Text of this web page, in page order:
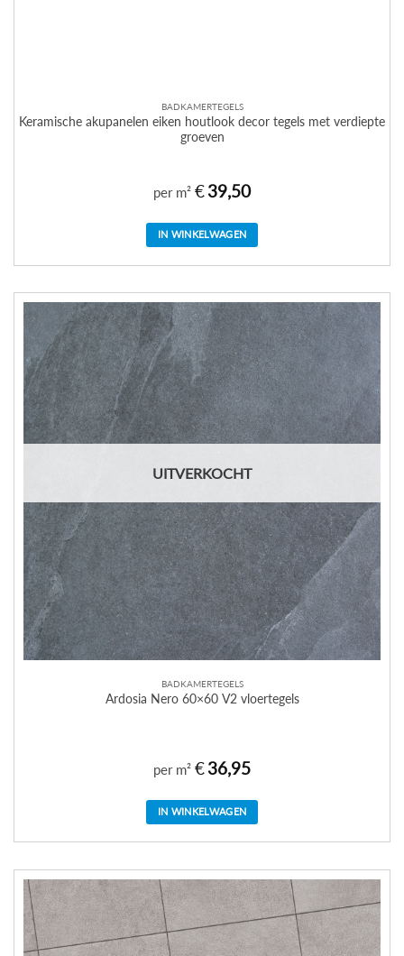
BADKAMERTEGELS
Keramische akupanelen eiken houtlook decor tegels met verdiepte
groeven
per m² €39,50
IN WINKELWAGEN
UITVERKOCHT
BADKAMERTEGELS
Ardosia Nero 60×60 V2 vloertegels
per m² €36,95
IN WINKELWAGEN